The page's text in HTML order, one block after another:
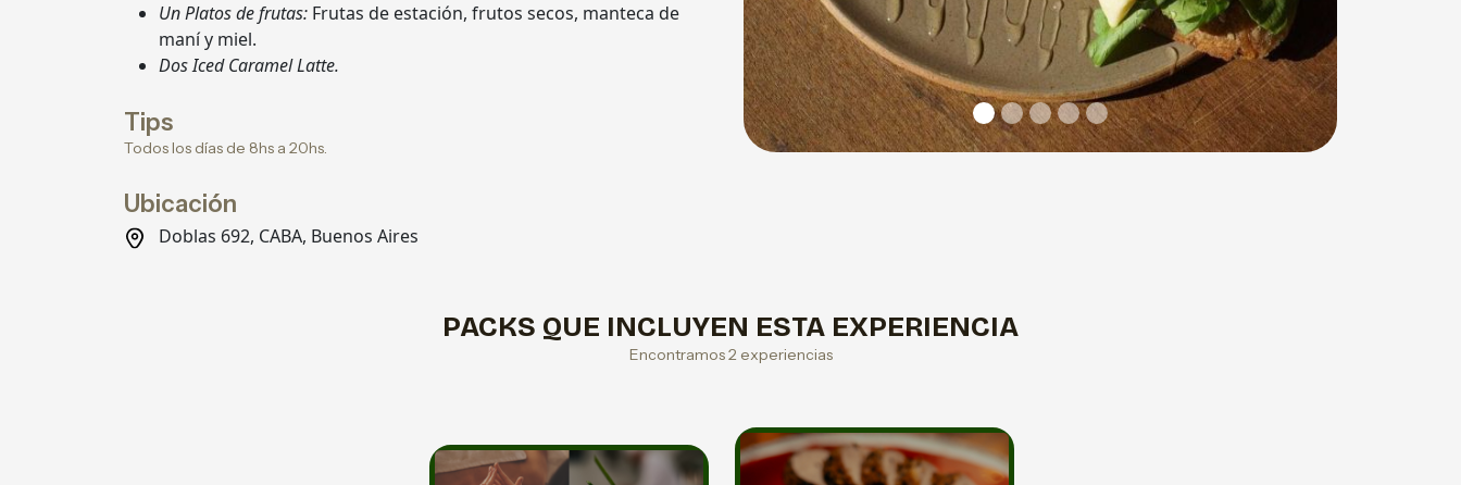
Un Platos de frutas: Frutas de estación, frutos secos, manteca de
maní y miel.
Dos Iced Caramel Latte.
Tips
Todos los días de 8hs a 20hs.
Ubicación
Doblas 692, CABA, Buenos Aires
PACKS QUE INCLUYEN ESTA EXPERIENCIA
Encontramos 2 experiencias